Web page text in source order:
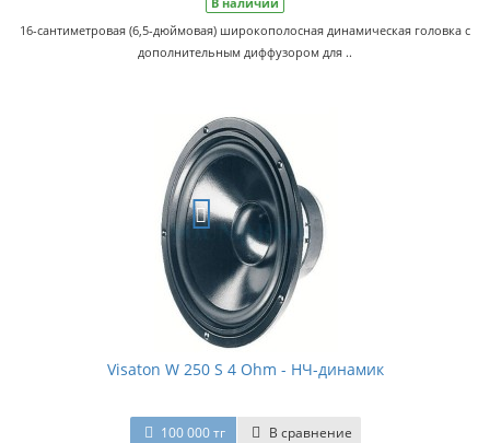
16-сантиметровая (6,5-дюймовая) широкополосная динамическая головка с
дополнительным диффузором для ..
Visaton W 250 S 4 Ohm - НЧ-динамик
100 000 тг В сравнение